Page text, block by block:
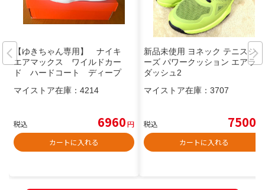
【ゆきちゃん専用】 ナイキ
エアマックス ワイルドカー
ド ハードコート ディープ
マイストア在庫： 4214
税込 6960円
カートに入れる
新品未使用 ヨネック テニスシュ
ーズ パワークッション エアラス
ダッシュ2
マイストア在庫： 3707
税込 7500
カートに入れる